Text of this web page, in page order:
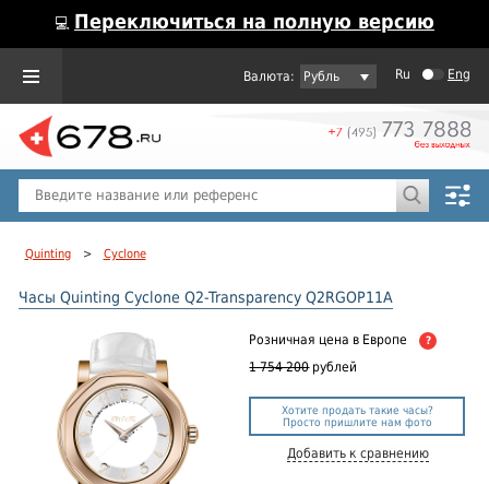
💻 Переключиться на полную версию
Рубль Ru Eng
Quinting > Cyclone
Часы Quinting Cyclone Q2-Transparency Q2RGOP11A
Розничная цена в Европе ?
1 754 200 рублей
Хотите продать такие часы?
Просто пришлите нам фото
Добавить к сравнению